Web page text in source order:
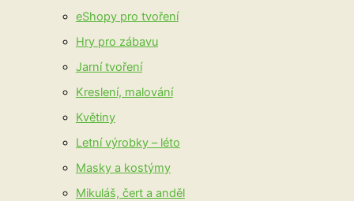
eShopy pro tvoření
Hry pro zábavu
Jarní tvoření
Kreslení, malování
Květiny
Letní výrobky – léto
Masky a kostýmy
Mikuláš, čert a anděl